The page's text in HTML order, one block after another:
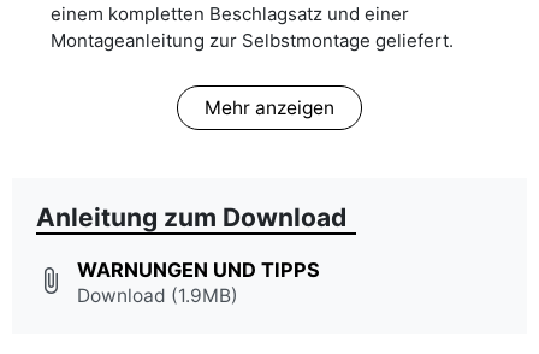
einem kompletten Beschlagsatz und einer
Montageanleitung zur Selbstmontage geliefert.
Mehr anzeigen
Anleitung zum Download
attach_file WARNUNGEN UND TIPPS
Download (1.9MB)